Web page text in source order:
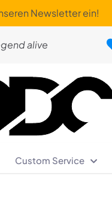
Newsletter ein!
alive
Custom Service